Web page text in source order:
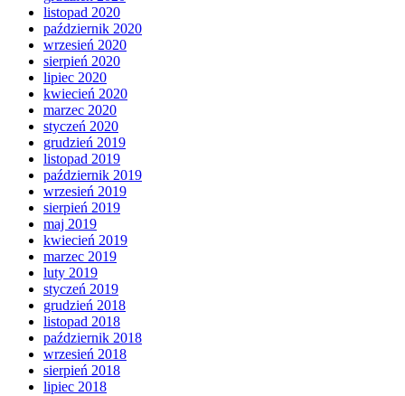
listopad 2020
październik 2020
wrzesień 2020
sierpień 2020
lipiec 2020
kwiecień 2020
marzec 2020
styczeń 2020
grudzień 2019
listopad 2019
październik 2019
wrzesień 2019
sierpień 2019
maj 2019
kwiecień 2019
marzec 2019
luty 2019
styczeń 2019
grudzień 2018
listopad 2018
październik 2018
wrzesień 2018
sierpień 2018
lipiec 2018